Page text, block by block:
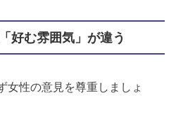
む雰囲気」が違う
女性の意見を尊重しましょ